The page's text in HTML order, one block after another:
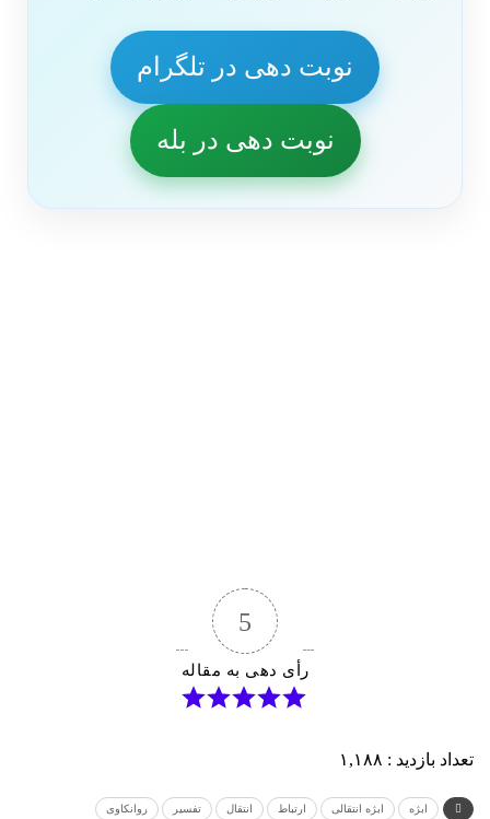
نوبت دهی در تلگرام
نوبت دهی در بله
5
رأی دهی به مقاله
تعداد بازدید : ۱,۱۸۸
ابژه ابژه‌ انتقالی ارتباط انتقال تفسیر روانکاوی